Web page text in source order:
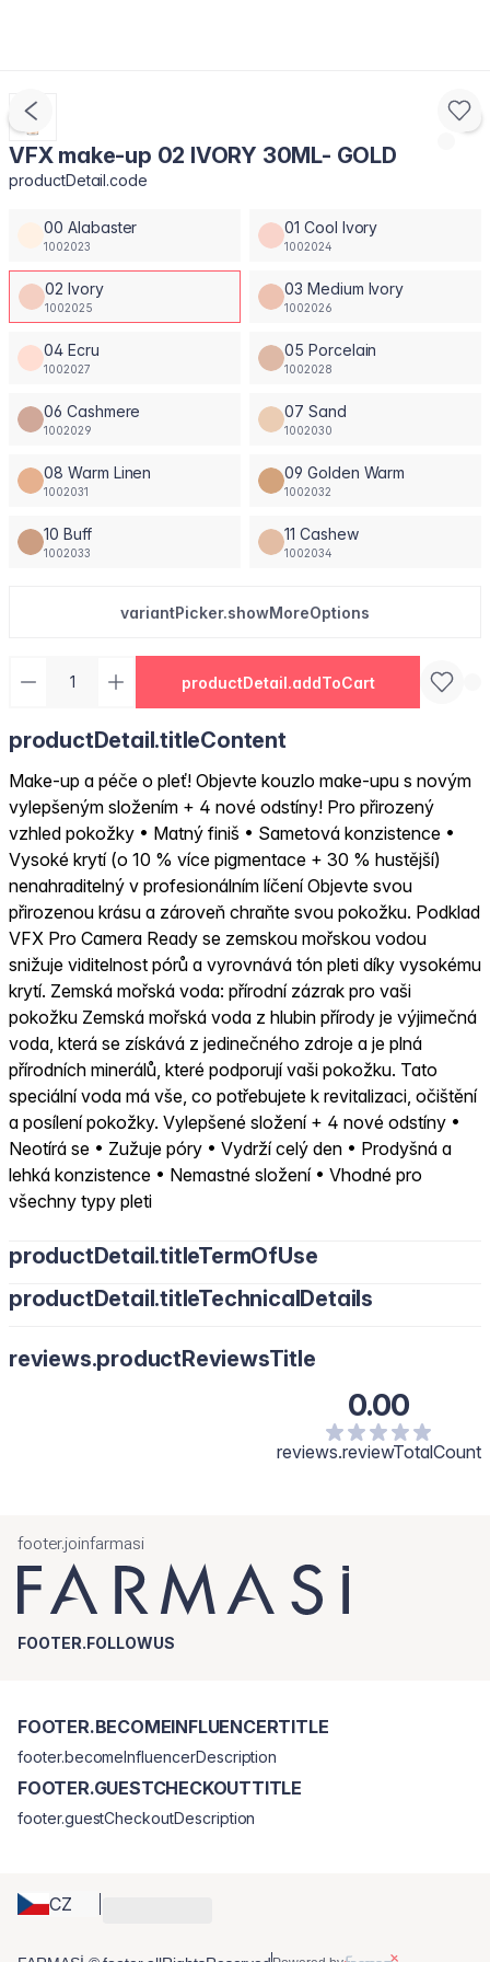
VFX make-up 02 IVORY 30ML- GOLD
productDetail.code
00 Alabaster
1002023
01 Cool Ivory
1002024
02 Ivory
1002025
03 Medium Ivory
1002026
04 Ecru
1002027
05 Porcelain
1002028
06 Cashmere
1002029
07 Sand
1002030
08 Warm Linen
1002031
09 Golden Warm
1002032
10 Buff
1002033
11 Cashew
1002034
variantPicker.showMoreOptions
productDetail.addToCart
productDetail.titleContent
Make-up a péče o pleť! Objevte kouzlo make-upu s novým
vylepšeným složením + 4 nové odstíny! Pro přirozený
vzhled pokožky • Matný finiš • Sametová konzistence •
Vysoké krytí (o 10 % více pigmentace + 30 % hustější)
nenahraditelný v profesionálním líčení Objevte svou
přirozenou krásu a zároveň chraňte svou pokožku. Podklad
VFX Pro Camera Ready se zemskou mořskou vodou
snižuje viditelnost pórů a vyrovnává tón pleti díky vysokému
krytí. Zemská mořská voda: přírodní zázrak pro vaši
pokožku Zemská mořská voda z hlubin přírody je výjimečná
voda, která se získává z jedinečného zdroje a je plná
přírodních minerálů, které podporují vaši pokožku. Tato
speciální voda má vše, co potřebujete k revitalizaci, očištění
a posílení pokožky. Vylepšené složení + 4 nové odstíny •
Neotírá se • Zužuje póry • Vydrží celý den • Prodyšná a
lehká konzistence • Nemastné složení • Vhodné pro
všechny typy pleti
productDetail.titleTermOfUse
productDetail.titleTechnicalDetails
reviews.productReviewsTitle
0.00
reviews.reviewTotalCount
footer.joinfarmasi
FOOTER.FOLLOWUS
CZ
FOOTER.BECOMEINFLUENCERTITLE
footer.becomeInfluencerDescription
FOOTER.GUESTCHECKOUTTITLE
footer.guestCheckoutDescription